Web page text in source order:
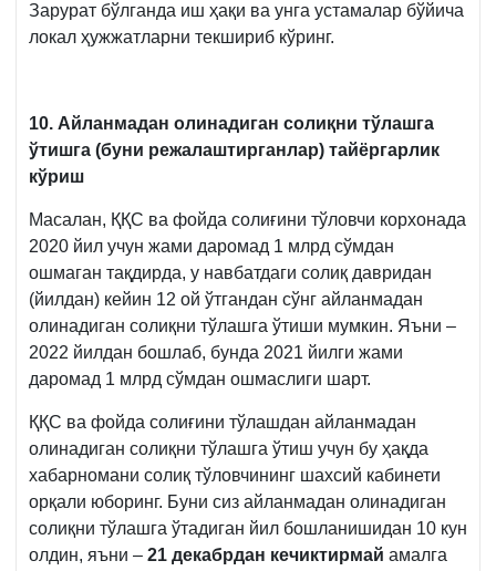
Зарурат бўлганда иш ҳақи ва унга устамалар бўйича
локал ҳужжатларни текшириб кўринг.
10. Айланмадан олинадиган солиқни тўлашга
ўтишга (буни режалаштирганлар) тайёргарлик
кўриш
Масалан, ҚҚС ва фойда солиғини тўловчи корхонада
2020 йил учун жами даромад 1 млрд сўмдан
ошмаган тақдирда, у навбатдаги солиқ давридан
(йилдан) кейин 12 ой ўтгандан сўнг айланмадан
олинадиган солиқни тўлашга ўтиши мумкин. Яъни –
2022 йилдан бошлаб, бунда 2021 йилги жами
даромад 1 млрд сўмдан ошмаслиги шарт.
ҚҚС ва фойда солиғини тўлашдан айланмадан
олинадиган солиқни тўлашга ўтиш учун бу ҳақда
хабарномани солиқ тўловчининг шахсий кабинети
орқали юборинг. Буни сиз айланмадан олинадиган
солиқни тўлашга ўтадиган йил бошланишидан 10 кун
олдин, яъни – 21 декабрдан кечиктирмай амалга